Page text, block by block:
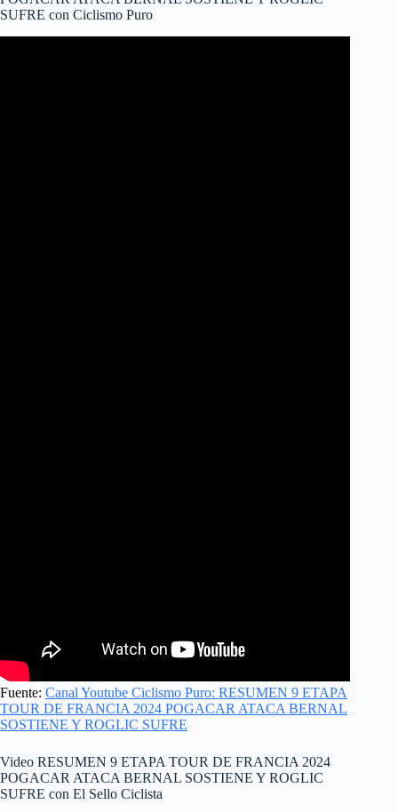
SUFRE con Ciclismo Puro
Fuente: Canal Youtube Ciclismo Puro: RESUMEN 9 ETAPA
TOUR DE FRANCIA 2024 POGACAR ATACA BERNAL
SOSTIENE Y ROGLIC SUFRE
Video RESUMEN 9 ETAPA TOUR DE FRANCIA 2024
POGACAR ATACA BERNAL SOSTIENE Y ROGLIC
SUFRE con El Sello Ciclista